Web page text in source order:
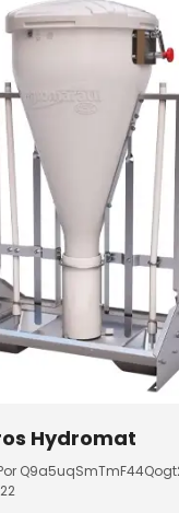
Hydromat